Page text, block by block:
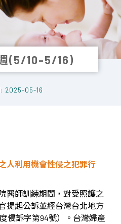
(5/10-5/16)
2025-05-16
人利用機會性侵之犯罪行
醫師訓練期間，對受照護之
提起公訴並經台灣台北地方
侵訴字第94號）
。 台灣婦產